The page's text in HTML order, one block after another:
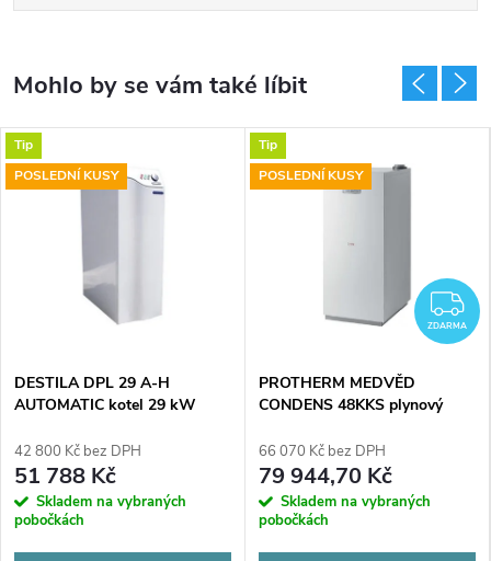
Tip
POSLEDNÍ KUSY
DESTILA DPL 29 A-H
AUTOMATIC kotel 29 kW
42 800 Kč bez DPH
51 788 Kč
Skladem na vybraných
pobočkách
Tip
POSLEDNÍ KUSY
ZDARMA
PROTHERM MEDVĚD
CONDENS 48KKS plynový
66 070 Kč bez DPH
79 944,70 Kč
Skladem na vybraných
pobočkách